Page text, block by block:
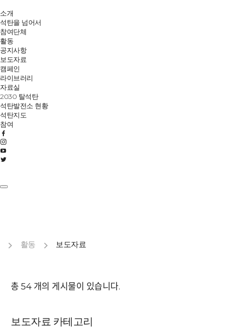
소개
석탄을 넘어서
참여단체
활동
공지사항
보도자료
캠페인
라이브러리
자료실
2030 탈석탄
석탄발전소 현황
석탄지도
참여
활동 보도자료
총 54개의 게시물이 있습니다.
보도자료 카테고리